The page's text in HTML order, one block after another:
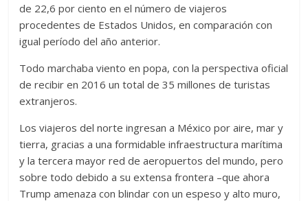
de 22,6 por ciento en el número de viajeros
procedentes de Estados Unidos, en comparación con
igual período del año anterior.
Todo marchaba viento en popa, con la perspectiva oficial
de recibir en 2016 un total de 35 millones de turistas
extranjeros.
Los viajeros del norte ingresan a México por aire, mar y
tierra, gracias a una formidable infraestructura marítima
y la tercera mayor red de aeropuertos del mundo, pero
sobre todo debido a su extensa frontera –que ahora
Trump amenaza con blindar con un espeso y alto muro,